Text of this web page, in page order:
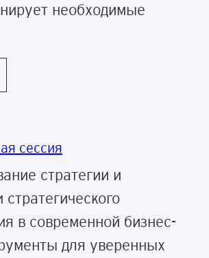
необходимые
сессия
стратегии и
в современной бизнес-
для уверенных